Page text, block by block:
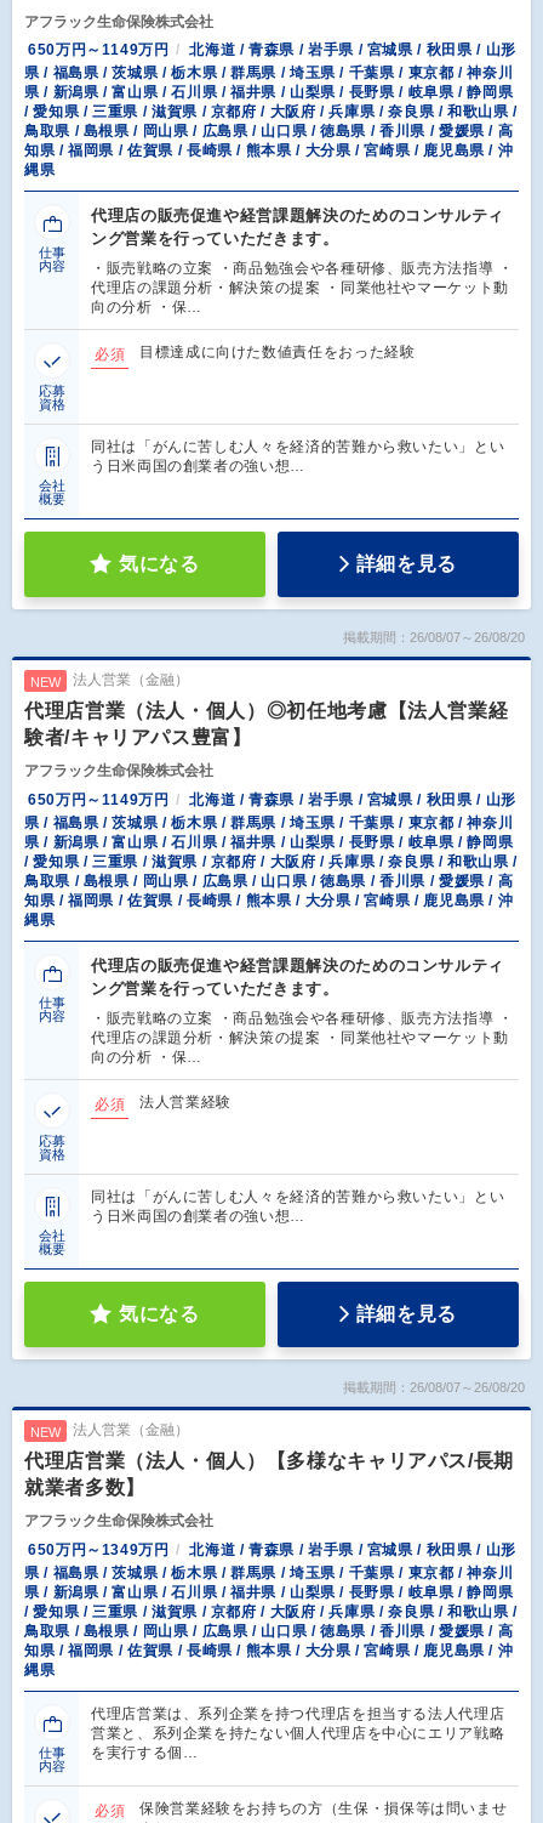
アフラック生命保険株式会社
650万円～1149万円
北海道 / 青森県 / 岩手県 / 宮城県 / 秋田県 / 山形
県 / 福島県 / 茨城県 / 栃木県 / 群馬県 / 埼玉県 / 千葉県 / 東京都 / 神奈川
県 / 新潟県 / 富山県 / 石川県 / 福井県 / 山梨県 / 長野県 / 岐阜県 / 静岡県
/ 愛知県 / 三重県 / 滋賀県 / 京都府 / 大阪府 / 兵庫県 / 奈良県 / 和歌山県 /
鳥取県 / 島根県 / 岡山県 / 広島県 / 山口県 / 徳島県 / 香川県 / 愛媛県 / 高
知県 / 福岡県 / 佐賀県 / 長崎県 / 熊本県 / 大分県 / 宮崎県 / 鹿児島県 / 沖
縄県
仕事
内容
代理店の販売促進や経営課題解決のためのコンサルティ
ング営業を行っていただきます。
・販売戦略の立案 ・商品勉強会や各種研修、販売方法指導 ・
代理店の課題分析・解決策の提案 ・同業他社やマーケット動
向の分析 ・保…
応募
資格
必須 目標達成に向けた数値責任をおった経験
会社
概要
同社は「がんに苦しむ人々を経済的苦難から救いたい」とい
う日米両国の創業者の強い想…
気になる 詳細を見る
掲載期間：26/08/07～26/08/20
NEW 法人営業（金融）
代理店営業（法人・個人）◎初任地考慮【法人営業経
験者/キャリアパス豊富】
アフラック生命保険株式会社
650万円～1149万円
北海道 / 青森県 / 岩手県 / 宮城県 / 秋田県 / 山形
県 / 福島県 / 茨城県 / 栃木県 / 群馬県 / 埼玉県 / 千葉県 / 東京都 / 神奈川
県 / 新潟県 / 富山県 / 石川県 / 福井県 / 山梨県 / 長野県 / 岐阜県 / 静岡県
/ 愛知県 / 三重県 / 滋賀県 / 京都府 / 大阪府 / 兵庫県 / 奈良県 / 和歌山県 /
鳥取県 / 島根県 / 岡山県 / 広島県 / 山口県 / 徳島県 / 香川県 / 愛媛県 / 高
知県 / 福岡県 / 佐賀県 / 長崎県 / 熊本県 / 大分県 / 宮崎県 / 鹿児島県 / 沖
縄県
仕事
内容
代理店の販売促進や経営課題解決のためのコンサルティ
ング営業を行っていただきます。
・販売戦略の立案 ・商品勉強会や各種研修、販売方法指導 ・
代理店の課題分析・解決策の提案 ・同業他社やマーケット動
向の分析 ・保…
応募
資格
必須 法人営業経験
会社
概要
同社は「がんに苦しむ人々を経済的苦難から救いたい」とい
う日米両国の創業者の強い想…
気になる 詳細を見る
掲載期間：26/08/07～26/08/20
NEW 法人営業（金融）
代理店営業（法人・個人）【多様なキャリアパス/長期
就業者多数】
アフラック生命保険株式会社
650万円～1349万円
北海道 / 青森県 / 岩手県 / 宮城県 / 秋田県 / 山形
県 / 福島県 / 茨城県 / 栃木県 / 群馬県 / 埼玉県 / 千葉県 / 東京都 / 神奈川
県 / 新潟県 / 富山県 / 石川県 / 福井県 / 山梨県 / 長野県 / 岐阜県 / 静岡県
/ 愛知県 / 三重県 / 滋賀県 / 京都府 / 大阪府 / 兵庫県 / 奈良県 / 和歌山県 /
鳥取県 / 島根県 / 岡山県 / 広島県 / 山口県 / 徳島県 / 香川県 / 愛媛県 / 高
知県 / 福岡県 / 佐賀県 / 長崎県 / 熊本県 / 大分県 / 宮崎県 / 鹿児島県 / 沖
縄県
仕事
内容
代理店営業は、系列企業を持つ代理店を担当する法人代理店
営業と、系列企業を持たない個人代理店を中心にエリア戦略
を実行する個…
必須
保険営業経験をお持ちの方（生保・損保等は問いませ